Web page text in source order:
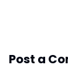
Post a